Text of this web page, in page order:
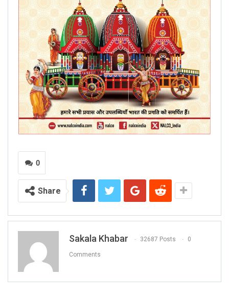
0
Share
Sakala Khabar 32687 Posts 0
Comments